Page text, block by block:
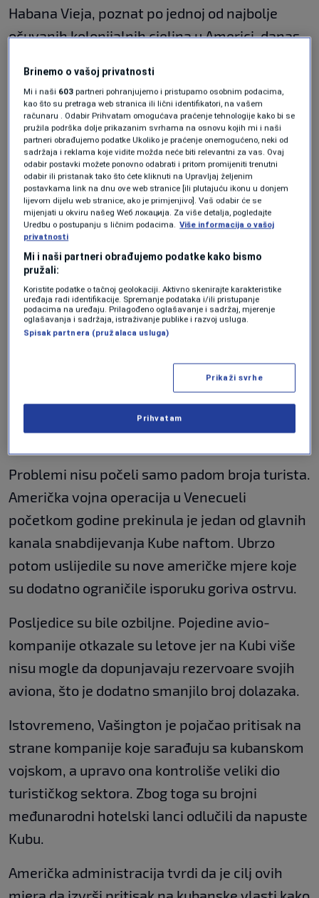
Habana Vieja, poznat po jednoj od najbolje
očuvanih kolonijalnih cjelina u Americi, danas
To potvrđuje i ulični muzičar Elio, koji već skoro
tri decenije svira gitaru na trgu Plaza Vieja.
„Možda su svi ostali kod kuće. Prođe tek poneki
turista, možda jedan tokom sat vremena", kaže
on.
Statistika pokazuje koliko je situacija ozbiljna.
Tokom prvih pet mjeseci ove godine Kubu je
posjetilo svega oko 360.000 stranih gostiju,
što predstavlja pad od čak 58 odsto u odnosu
na isti period prošle godine. Za poređenje,
Dominikanska Republika je za samo šest
mjeseci privukla deset puta više turista.
Sankcije dodatno
pogoršale krizu
Problemi nisu počeli samo padom broja turista.
Američka vojna operacija u Venecueli
početkom godine prekinula je jedan od glavnih
kanala snabdijevanja Kube naftom. Ubrzo
potom uslijedile su nove američke mjere koje
su dodatno ograničile isporuku goriva ostrvu.
Posljedice su bile ozbiljne. Pojedine avio-
kompanije otkazale su letove jer na Kubi više
nisu mogle da dopunjavaju rezervoare svojih
aviona, što je dodatno smanjilo broj dolazaka.
Istovremeno, Vašington je pojačao pritisak na
strane kompanije koje sarađuju sa kubanskom
vojskom, a upravo ona kontroliše veliki dio
turističkog sektora. Zbog toga su brojni
međunarodni hotelski lanci odlučili da napuste
Kubu.
Američka administracija tvrdi da je cilj ovih
Brinemo o vašoj privatnosti
Mi i naši 603 partneri pohranjujemo i pristupamo osobnim podacima,
kao što su pretraga web stranica ili lični identifikatori, na vašem
računaru . Odabir Prihvatam omogućava praćenje tehnologije kako bi se
pružila podrška dolje prikazanim svrhama na osnovu kojih mi i naši
partneri obrađujemo podatke Ukoliko je praćenje onemogućeno, neki od
sadržaja i reklama koje vidite možda neće biti relevantni za vas. Ovaj
odabir postavki možete ponovno odabrati i pritom promijeniti trenutni
odabir ili pristanak tako što ćete kliknuti na Upravljaj željenim
postavkama link na dnu ove web stranice [ili plutajuću ikonu u donjem
lijevom dijelu web stranice, ako je primjenjivo]. Vaš odabir će se
mijenjati u okviru našeg Wеб локација. Za više detalja, pogledajte
Uredbu o postupanju s ličnim podacima. Više informacija o vašoj
privatnosti
Mi i naši partneri obrađujemo podatke kako bismo
pružali:
Koristite podatke o tačnoj geolokaciji. Aktivno skenirajte karakteristike
uređaja radi identifikacije. Spremanje podataka i/ili pristupanje
podacima na uređaju. Prilagođeno oglašavanje i sadržaj, mjerenje
oglašavanja i sadržaja, istraživanje publike i razvoj usluga.
Spisak partnera (pružalaca usluga)
Prikaži svrhe
Prihvatam